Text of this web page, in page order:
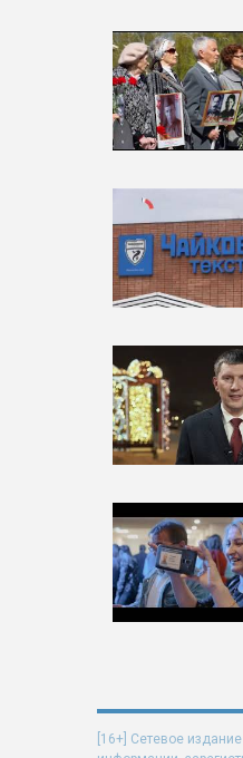
[16+] Сетевое